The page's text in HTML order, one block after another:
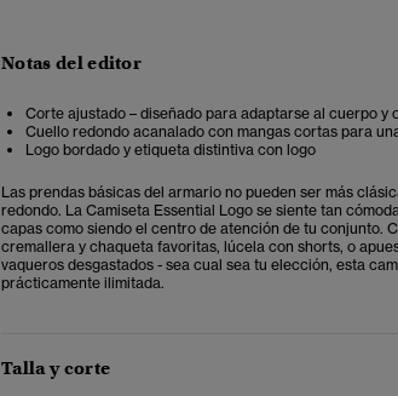
Notas del editor
Corte ajustado – diseñado para adaptarse al cuerpo y
Cuello redondo acanalado con mangas cortas para
Logo bordado y etiqueta distintiva con logo
Las prendas básicas del armario no pueden ser más
redondo. La Camiseta Essential Logo se siente tan
capas como siendo el centro de atención de tu conjunto.
cremallera y chaqueta favoritas, lúcela con shorts, o
vaqueros desgastados - sea cual sea tu elección, esta
prácticamente ilimitada.
Talla y corte